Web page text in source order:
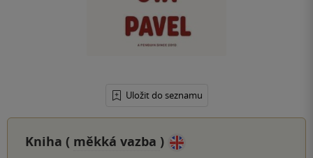
Uložit do seznamu
Kniha ( měkká vazba )